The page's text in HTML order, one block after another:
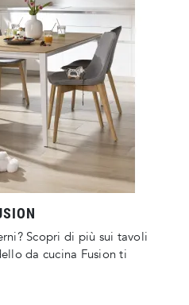
Scopri di più sui tavoli
da cucina Fusion ti